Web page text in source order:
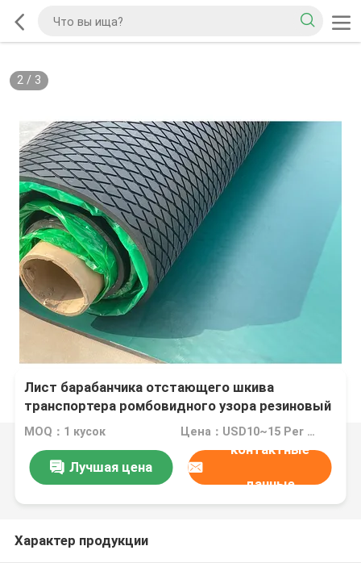
2/ 3
Лист барабанчика отстающего шкива
транспортера ромбовидного узора резиновый
запаздывая 10 метров
MOQ：1 кусок Цена：USD10~15 Per Unit
Лучшая цена
контактные
данные
Характер продукции